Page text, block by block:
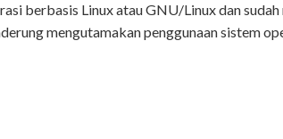
berbasis Linux atau GNU/Linux dan
mengutamakan penggunaan sistem